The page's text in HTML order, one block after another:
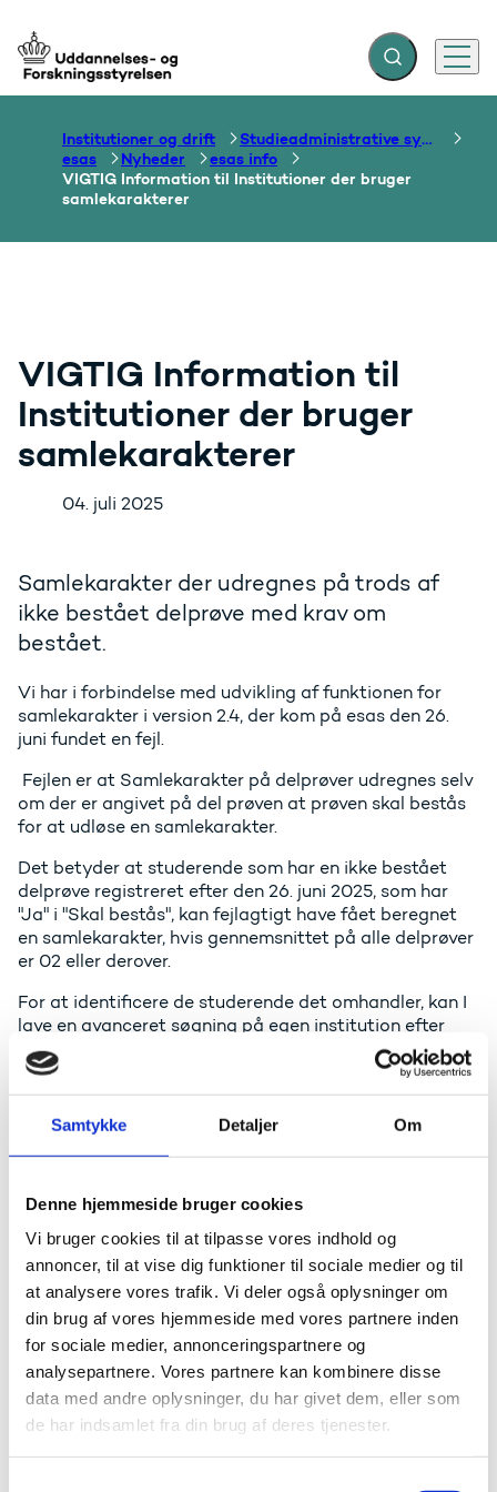
Samtykke Detaljer Om
Denne hjemmeside bruger cookies
Vi bruger cookies til at tilpasse vores indhold og
annoncer, til at vise dig funktioner til sociale medier og til
at analysere vores trafik. Vi deler også oplysninger om
din brug af vores hjemmeside med vores partnere inden
for sociale medier, annonceringspartnere og
analysepartnere. Vores partnere kan kombinere disse
data med andre oplysninger, du har givet dem, eller som
de har indsamlet fra din brug af deres tjenester.
Gå til forsiden Fold søgefelt ud
Menu
Institutioner og drift
Studieadministrative systemer
esas
Nyheder
esas info
VIGTIG Information til Institutioner der bruger
samlekarakterer
VIGTIG Information til
Institutioner der bruger
samlekarakterer
04. juli 2025
Samlekarakter der udregnes på trods af
ikke bestået delprøve med krav om
bestået.
Vi har i forbindelse med udvikling af funktionen for
samlekarakter i version 2.4, der kom på esas den 26.
juni fundet en fejl.
Fejlen er at Samlekarakter på delprøver udregnes selv
om der er angivet på del prøven at prøven skal bestås
for at udløse en samlekarakter.
Det betyder at studerende som har en ikke bestået
delprøve registreret efter den 26. juni 2025, som har
"Ja" i "Skal bestås", kan fejlagtigt have fået beregnet
en samlekarakter, hvis gennemsnittet på alle delprøver
er 02 eller derover.
For at identificere de studerende det omhandler, kan I
lave en avanceret søgning på egen institution efter
følgende parametre:
Denne søgning viser bedømmelsesresultater 00 og -3
på del karakteren der har ja i skal bestås og vil derfor
kunne give jer en indikation om der er fejl i
samlekarakteren.
Såfremt at man finder fejl kan dette tilrettes ved